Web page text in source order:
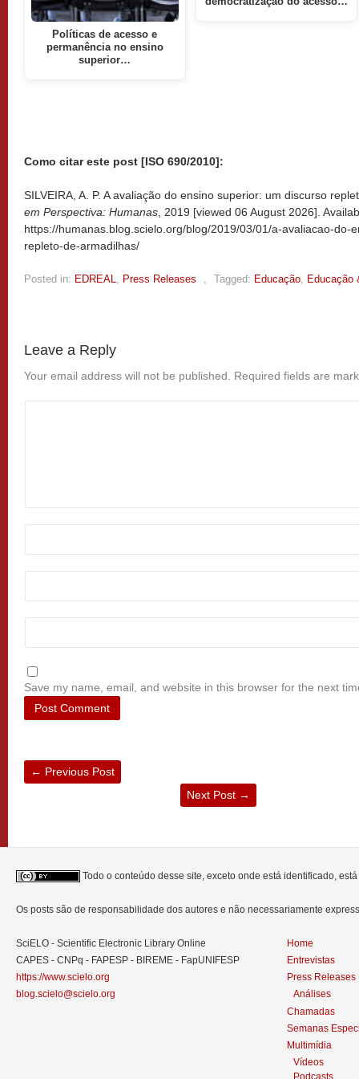
Políticas de acesso e
permanência no ensino
superior…
Como citar este post [ISO 690/2010]:
SILVEIRA, A. P. A avaliação do ensino superior: um discurso
em Perspectiva: Humanas , 2019 [viewed 06 August 2026].
https://humanas.blog.scielo.org/blog/2019/03/01/a-avaliacao-do-
repleto-de-armadilhas/
Posted in: EDREAL Press Releases Tagged: Educação Educação
Leave a Reply
Your email address will not be published. Required fields are
Save my name, email, and website in this browser for the next
← Previous Post
Next Post →
Todo o conteúdo desse site, exceto onde está identificado,
Os posts são de responsabilidade dos autores e não necessariamente
SciELO - Scientific Electronic Library Online
CAPES - CNPq - FAPESP - BIREME - FapUNIFESP
https://www.scielo.org
blog.scielo@scielo.org
Home
Entrevistas
Press Releases
Análises
Chamadas
Semanas
Multimídia
Vídeos
Podcasts